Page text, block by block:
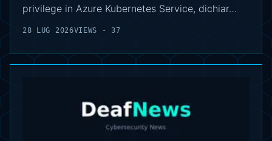
privilege in Azure Kubernetes Service, dichiar…
28 LUG 2026VIEWS - 37